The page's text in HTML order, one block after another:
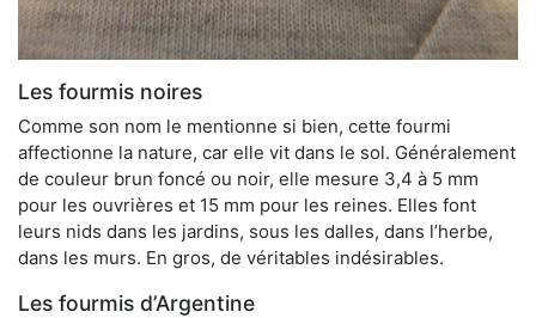
Les fourmis noires
Comme son nom le mentionne si bien, cette fourmi
affectionne la nature, car elle vit dans le sol. Généralement
de couleur brun foncé ou noir, elle mesure 3,4 à 5 mm
pour les ouvrières et 15 mm pour les reines. Elles font
leurs nids dans les jardins, sous les dalles, dans l’herbe,
dans les murs. En gros, de véritables indésirables.
Les fourmis d’Argentine